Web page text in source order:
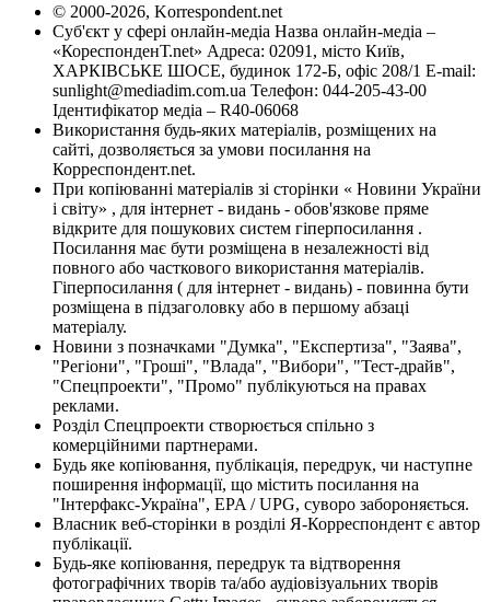
© 2000-2026, Korrespondent.net
Суб'єкт у сфері онлайн-медіа Назва онлайн-медіа –
«КореспонденТ.net» Адреса: 02091, місто Київ,
ХАРКІВСЬКЕ ШОСЕ, будинок 172-Б, офіс 208/1 E-mail:
sunlight@mediadim.com.ua Телефон: 044-205-43-00
Ідентифікатор медіа – R40-06068
Використання будь-яких матеріалів, розміщених на
сайті, дозволяється за умови посилання на
Корреспондент.net.
При копіюванні матеріалів зі сторінки « Новини України
і світу» , для інтернет - видань - обов'язкове пряме
відкрите для пошукових систем гіперпосилання .
Посилання має бути розміщена в незалежності від
повного або часткового використання матеріалів.
Гіперпосилання ( для інтернет - видань) - повинна бути
розміщена в підзаголовку або в першому абзаці
матеріалу.
Новини з позначками "Думка", "Експертиза", "Заява",
"Регіони", "Гроші", "Влада", "Вибори", "Тест-драйв",
"Спецпроекти", "Промо" публікуються на правах
реклами.
Розділ Спецпроекти створюється спільно з
комерційними партнерами.
Будь яке копіювання, публікація, передрук, чи наступне
поширення інформації, що містить посилання на
"Інтерфакс-Україна", EPA / UPG, суворо забороняється.
Власник веб-сторінки в розділі Я-Корреспондент є автор
публікації.
Будь-яке копіювання, передрук та відтворення
фотографічних творів та/або аудіовізуальних творів